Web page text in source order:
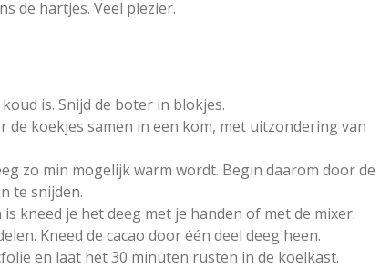
de hartjes. Veel plezier.
is. Snijd de boter in blokjes.
de koekjes samen in een kom, met uitzondering van
zo min mogelijk warm wordt. Begin daarom door de
te snijden.
kneed je het deeg met je handen of met de mixer.
Kneed de cacao door één deel deeg heen.
en laat het 30 minuten rusten in de koelkast.